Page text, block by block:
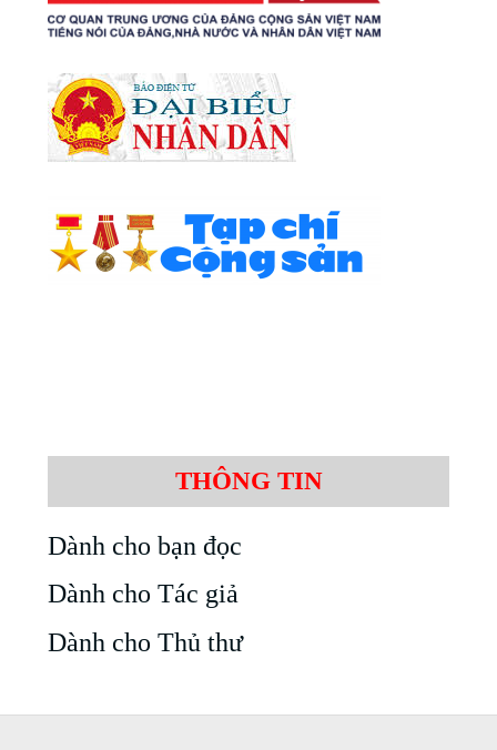
THÔNG TIN
Dành cho bạn đọc
Dành cho Tác giả
Dành cho Thủ thư